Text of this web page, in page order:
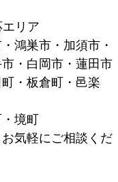
リア
鴻巣市・加須市・
・白岡市・蓮田市
・板倉町・邑楽
境町
気軽にご相談くだ